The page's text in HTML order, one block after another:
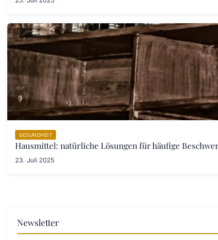
GESUNDHEIT
Hausmittel: natürliche Lösungen für häufige
23. Juli 2025
Newsletter